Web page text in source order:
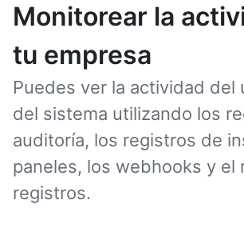
Monitorear la
tu empresa
Puedes ver la actividad del
del sistema utilizando los
auditoría, los registros de
paneles, los webhooks y el
registros.